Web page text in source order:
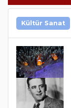
Kültür Sanat